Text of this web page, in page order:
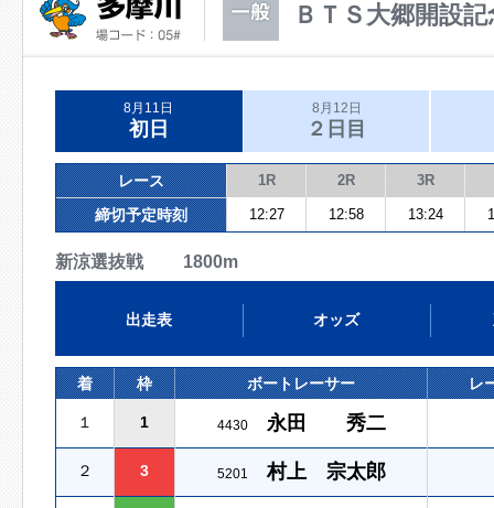
ＢＴＳ大郷開設
8月11日
初日
8月12日
２日目
レース 1R 2R 3R
締切予定時刻 12:27 12:58 13:24
新涼選抜戦 1800m
出走表 オッズ
着 枠 ボートレーサー レ
１ 1 4430 永田 秀二
２ 3 5201 村上 宗太郎